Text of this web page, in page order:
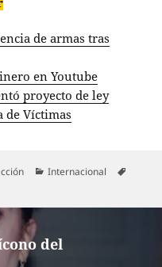
de armas tras
en Youtube
proyecto de ley
de Víctimas
Categorías
Internacional
del